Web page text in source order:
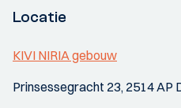
Locatie
KIVI NIRIA gebouw
Prinsessegracht 23, 2514 AP